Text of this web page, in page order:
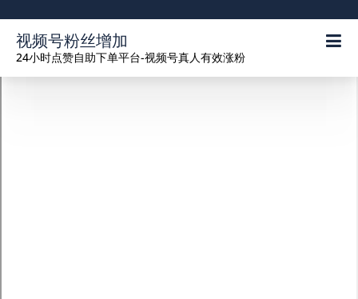
视频号粉丝增加
24小时点赞自助下单平台-视频号真人有效涨粉